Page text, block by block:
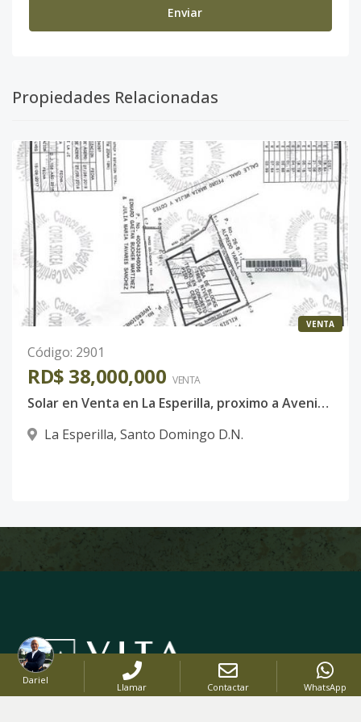
Enviar
Propiedades Relacionadas
VENTA
Código: 2901
RD$ 38,000,000 VENTA
Solar en Venta en La Esperilla, proximo a Avenida Pedro Henriquez Ureña
La Esperilla, Santo Domingo D.N.
Dariel
Llamar Contactar WhatsApp